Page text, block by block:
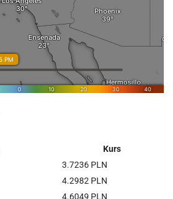
Kurs
3.7236 PLN
4.2982 PLN
4.6049 PLN